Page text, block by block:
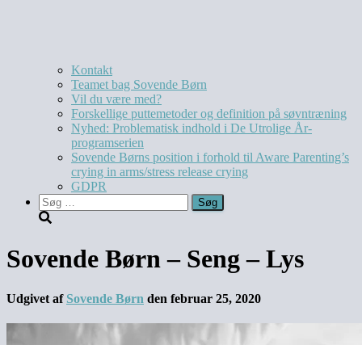
Kontakt
Teamet bag Sovende Børn
Vil du være med?
Forskellige puttemetoder og definition på søvntræning
Nyhed: Problematisk indhold i De Utrolige År-
programserien
Sovende Børns position i forhold til Aware Parenting’s
crying in arms/stress release crying
GDPR
Sovende Børn – Seng – Lys
Udgivet af Sovende Børn den februar 25, 2020